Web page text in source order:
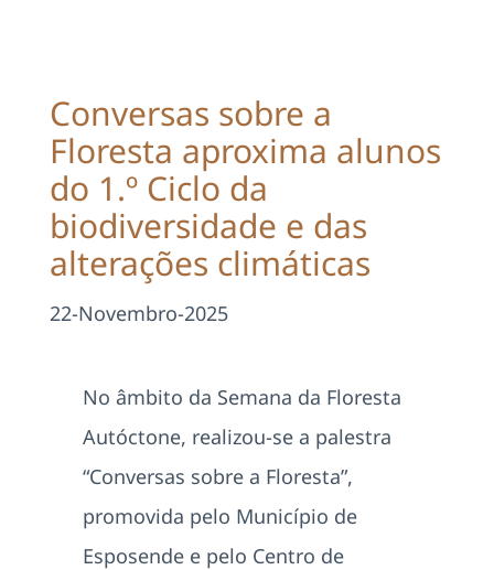
Área Reservada
Pesquisar
Conversas sobre a
Floresta aproxima alunos
do 1.º Ciclo da
biodiversidade e das
alterações climáticas
22-Novembro-2025
No âmbito da Semana da Floresta
Autóctone, realizou-se a palestra
“Conversas sobre a Floresta”,
promovida pelo Município de
Esposende e pelo Centro de